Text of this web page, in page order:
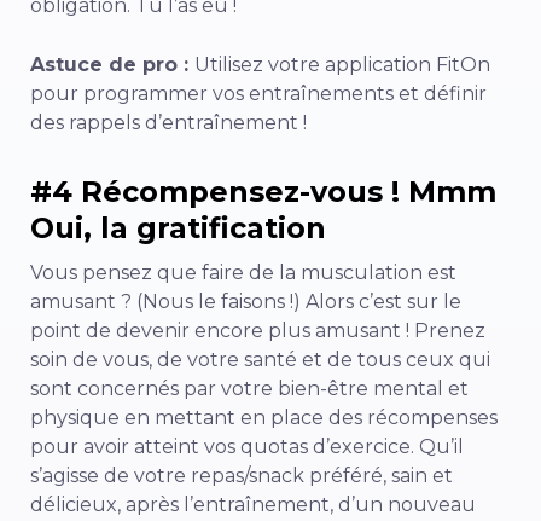
obligation. Tu l’as eu !
Astuce de pro : Utilisez votre application FitOn
pour programmer vos entraînements et définir
des rappels d’entraînement !
#4 Récompensez-vous ! Mmm
Oui, la gratification
Vous pensez que faire de la musculation est
amusant ? (Nous le faisons !) Alors c’est sur le
point de devenir encore plus amusant ! Prenez
soin de vous, de votre santé et de tous ceux qui
sont concernés par votre bien-être mental et
physique en mettant en place des récompenses
pour avoir atteint vos quotas d’exercice. Qu’il
s’agisse de votre repas/snack préféré, sain et
délicieux, après l’entraînement, d’un nouveau